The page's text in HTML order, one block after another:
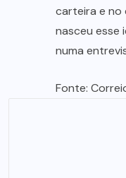
carteira e no
nasceu esse
numa
Fonte: